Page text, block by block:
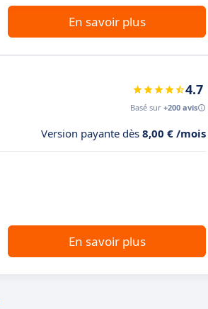
En savoir plus
4.7
Basé sur +200 avis
Version payante dès 8,00 € /mois
En savoir plus